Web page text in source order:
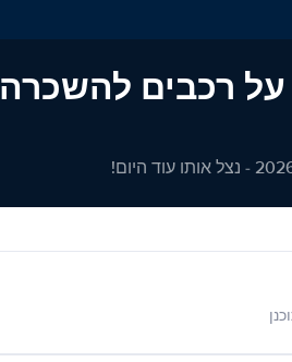
הנחה על רכבים להשכרה